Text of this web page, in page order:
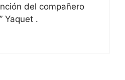
del compañero
Yaquet .